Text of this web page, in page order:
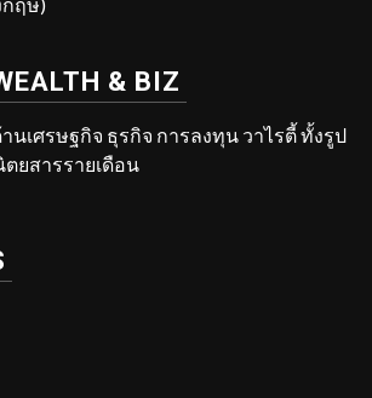
& BIZ
นเศรษฐกิจ ธุรกิจ การลงทุน วาไรตี้ ทั้งรูป
ยสารรายเดือน